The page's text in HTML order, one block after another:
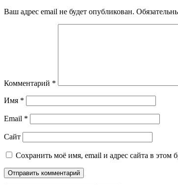
Ваш адрес email не будет опубликован.
Комментарий *
Имя *
Email *
Сайт
Сохранить моё имя, email и адрес сайта в этом